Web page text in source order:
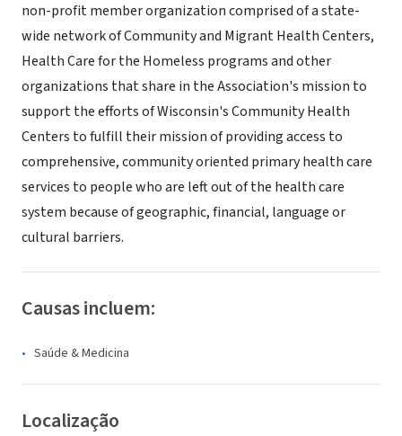
non-profit member organization comprised of a state-
wide network of Community and Migrant Health Centers,
Health Care for the Homeless programs and other
organizations that share in the Association's mission to
support the efforts of Wisconsin's Community Health
Centers to fulfill their mission of providing access to
comprehensive, community oriented primary health care
services to people who are left out of the health care
system because of geographic, financial, language or
cultural barriers.
Causas incluem:
Saúde & Medicina
Localização